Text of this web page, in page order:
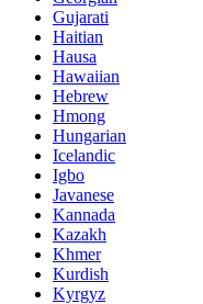
Gujarati
Haitian
Hausa
Hawaiian
Hebrew
Hmong
Hungarian
Icelandic
Igbo
Javanese
Kannada
Kazakh
Khmer
Kurdish
Kyrgyz